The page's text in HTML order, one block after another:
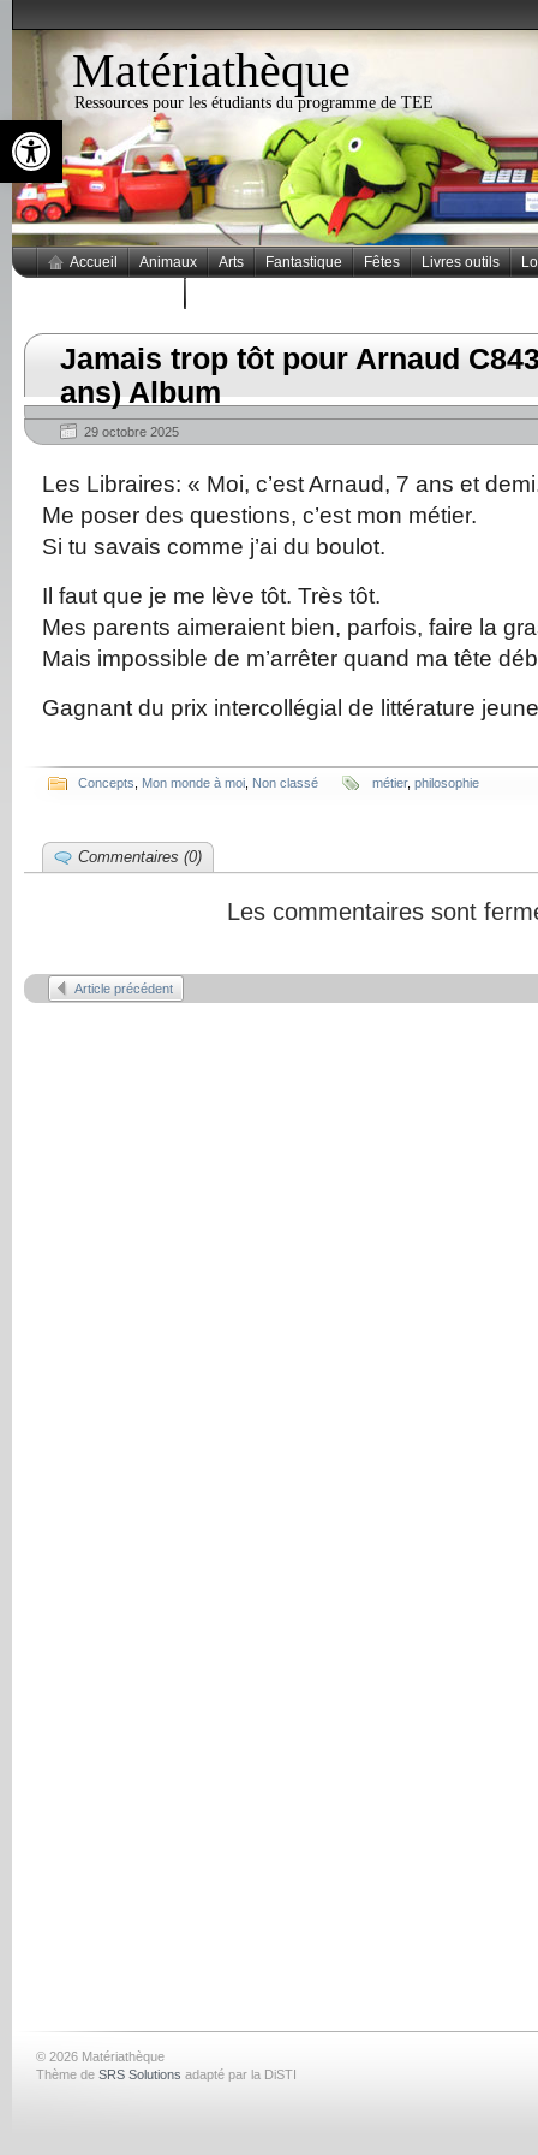
Ouvrir la barre d’outils
Matériathèque
Ressources pour les étudiants du programme de TEE
Accueil Animaux Arts Fantastique Fêtes Livres outils
Jamais trop tôt pour Arnaud
ans) Album
29 octobre 2025
Les Libraires: « Moi, c’est Arnaud, 7 ans et
Me poser des questions, c’est mon métier.
Si tu savais comme j’ai du boulot.
Il faut que je me lève tôt. Très tôt.
Mes parents aimeraient bien, parfois, faire la
Mais impossible de m’arrêter quand ma tête
Gagnant du prix intercollégial de littérature
Concepts Mon monde à moi Non classé métier, philosophie
Commentaires (0)
Les commentaires sont
Article précédent
© 2026 Matériathèque
Thème de SRS Solutions adapté par la DiSTI